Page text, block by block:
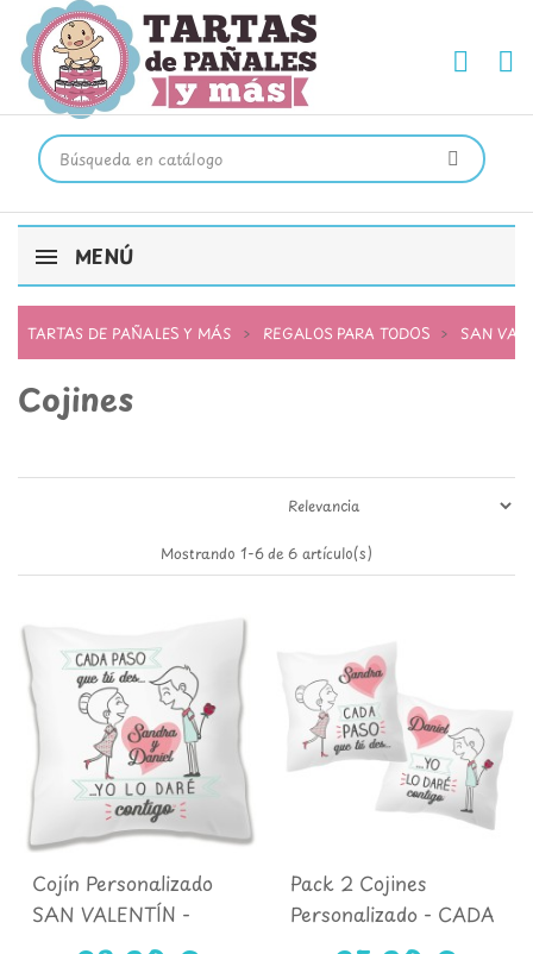
MENÚ
TARTAS DE PAÑALES Y MÁS REGALOS PARA TODOS SAN
Cojines
Mostrando 1-6 de 6 artículo(s)
Cojín Personalizado
SAN VALENTÍN -
CADA PASO
Pack 2 Cojines
Personalizado - CADA
PASO